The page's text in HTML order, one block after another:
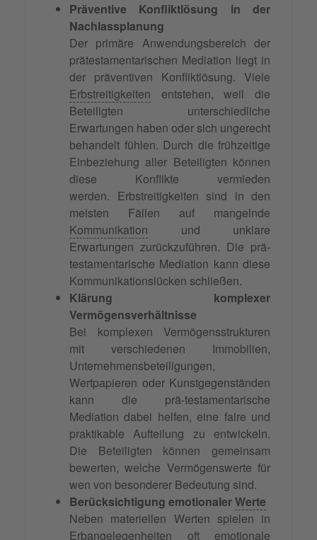
Präventive Konfliktlösung in der
Nachlassplanung
Der primäre Anwendungsbereich der
prätestamentarischen Mediation liegt in
der präventiven Konfliktlösung. Viele
Erbstreitigkeiten entstehen, weil die
Beteiligten unterschiedliche
Erwartungen haben oder sich ungerecht
behandelt fühlen. Durch die frühzeitige
Einbeziehung aller Beteiligten können
diese Konflikte vermieden
werden. Erbstreitigkeiten sind in den
meisten Fällen auf mangelnde
Kommunikation und unklare
Erwartungen zurückzuführen. Die prä-
testamentarische Mediation kann diese
Kommunikationslücken schließen.
Klärung komplexer
Vermögensverhältnisse
Bei komplexen Vermögensstrukturen
mit verschiedenen Immobilien,
Unternehmensbeteiligungen,
Wertpapieren oder Kunstgegenständen
kann die prä-testamentarische
Mediation dabei helfen, eine faire und
praktikable Aufteilung zu entwickeln.
Die Beteiligten können gemeinsam
bewerten, welche Vermögenswerte für
wen von besonderer Bedeutung sind.
Berücksichtigung emotionalerWerte
Neben materiellen Werten spielen in
Erbangelegenheiten oft emotionale